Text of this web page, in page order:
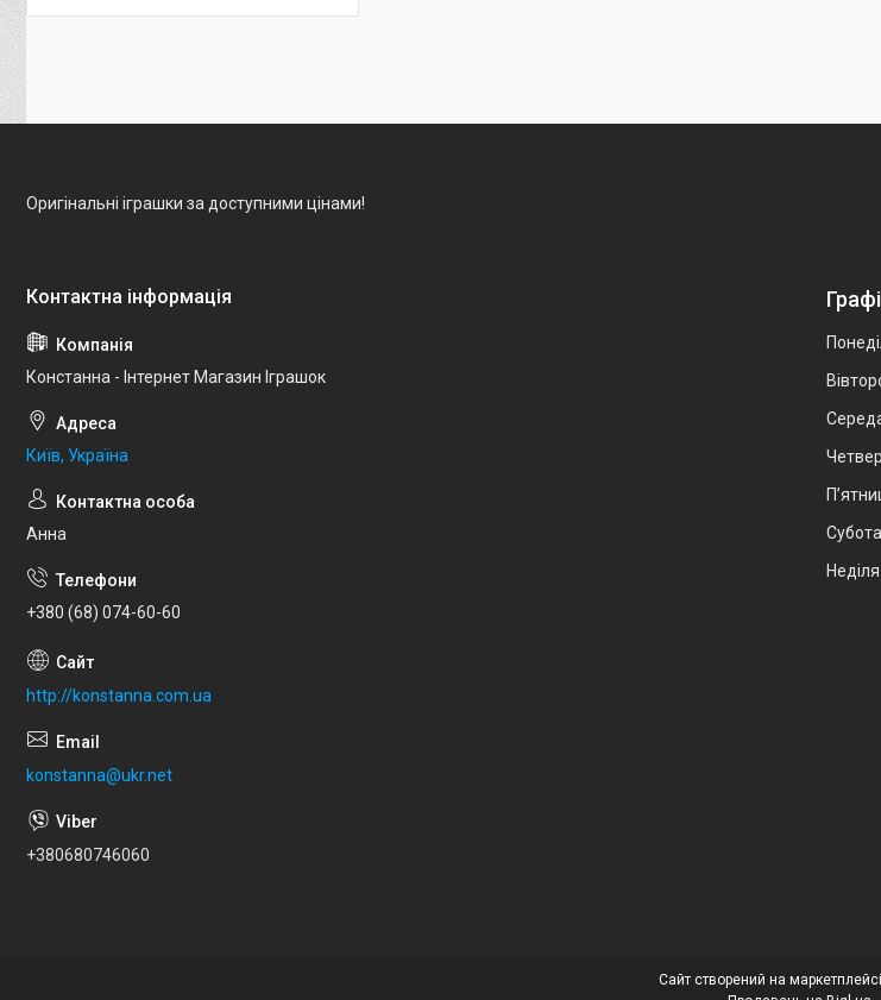
Оригінальні іграшки за доступними цінами!
Констанна - Інтернет Магазин Іграшок
Київ, Україна
Анна
+380 (68) 074-60-60
http://konstanna.com.ua
konstanna@ukr.net
+380680746060
Четвер
Субота
Неділя
Сайт створений на маркетплейсі